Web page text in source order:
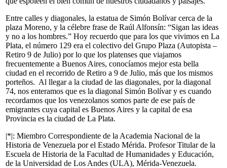
Entre calles y diagonales, la estatua de Simón Bolívar cerca de la
plaza Moreno, y la célebre frase de Raúl Alfonsín: “Sigan las ideas
y no a los hombres.” Hoy recuerdo que para los que vivimos en La
Plata, el número 129 era el colectivo del Grupo Plaza (Autopista –
Retiro 9 de Julio) por lo que los platenses que viajamos
frecuentemente a Buenos Aires, conocíamos mejor esta bella
ciudad en el recorrido de Retiro a 9 de Julio, más que los mismos
porteños. Al llegar a la ciudad de las diagonales, por la diagonal
74, nos enteramos que es la diagonal Simón Bolívar y es cuando
recordamos que los venezolanos somos parte de ese país de
emigrantes cuya capital es Buenos Aires y la capital de esa
Provincia es la ciudad de La Plata.
|*|: Miembro Correspondiente de la Academia Nacional de la
Historia de Venezuela por el Estado Mérida. Profesor Titular de la
Escuela de Historia de la Facultad de Humanidades y Educación,
de la Universidad de Los Andes (ULA), Mérida-Venezuela.